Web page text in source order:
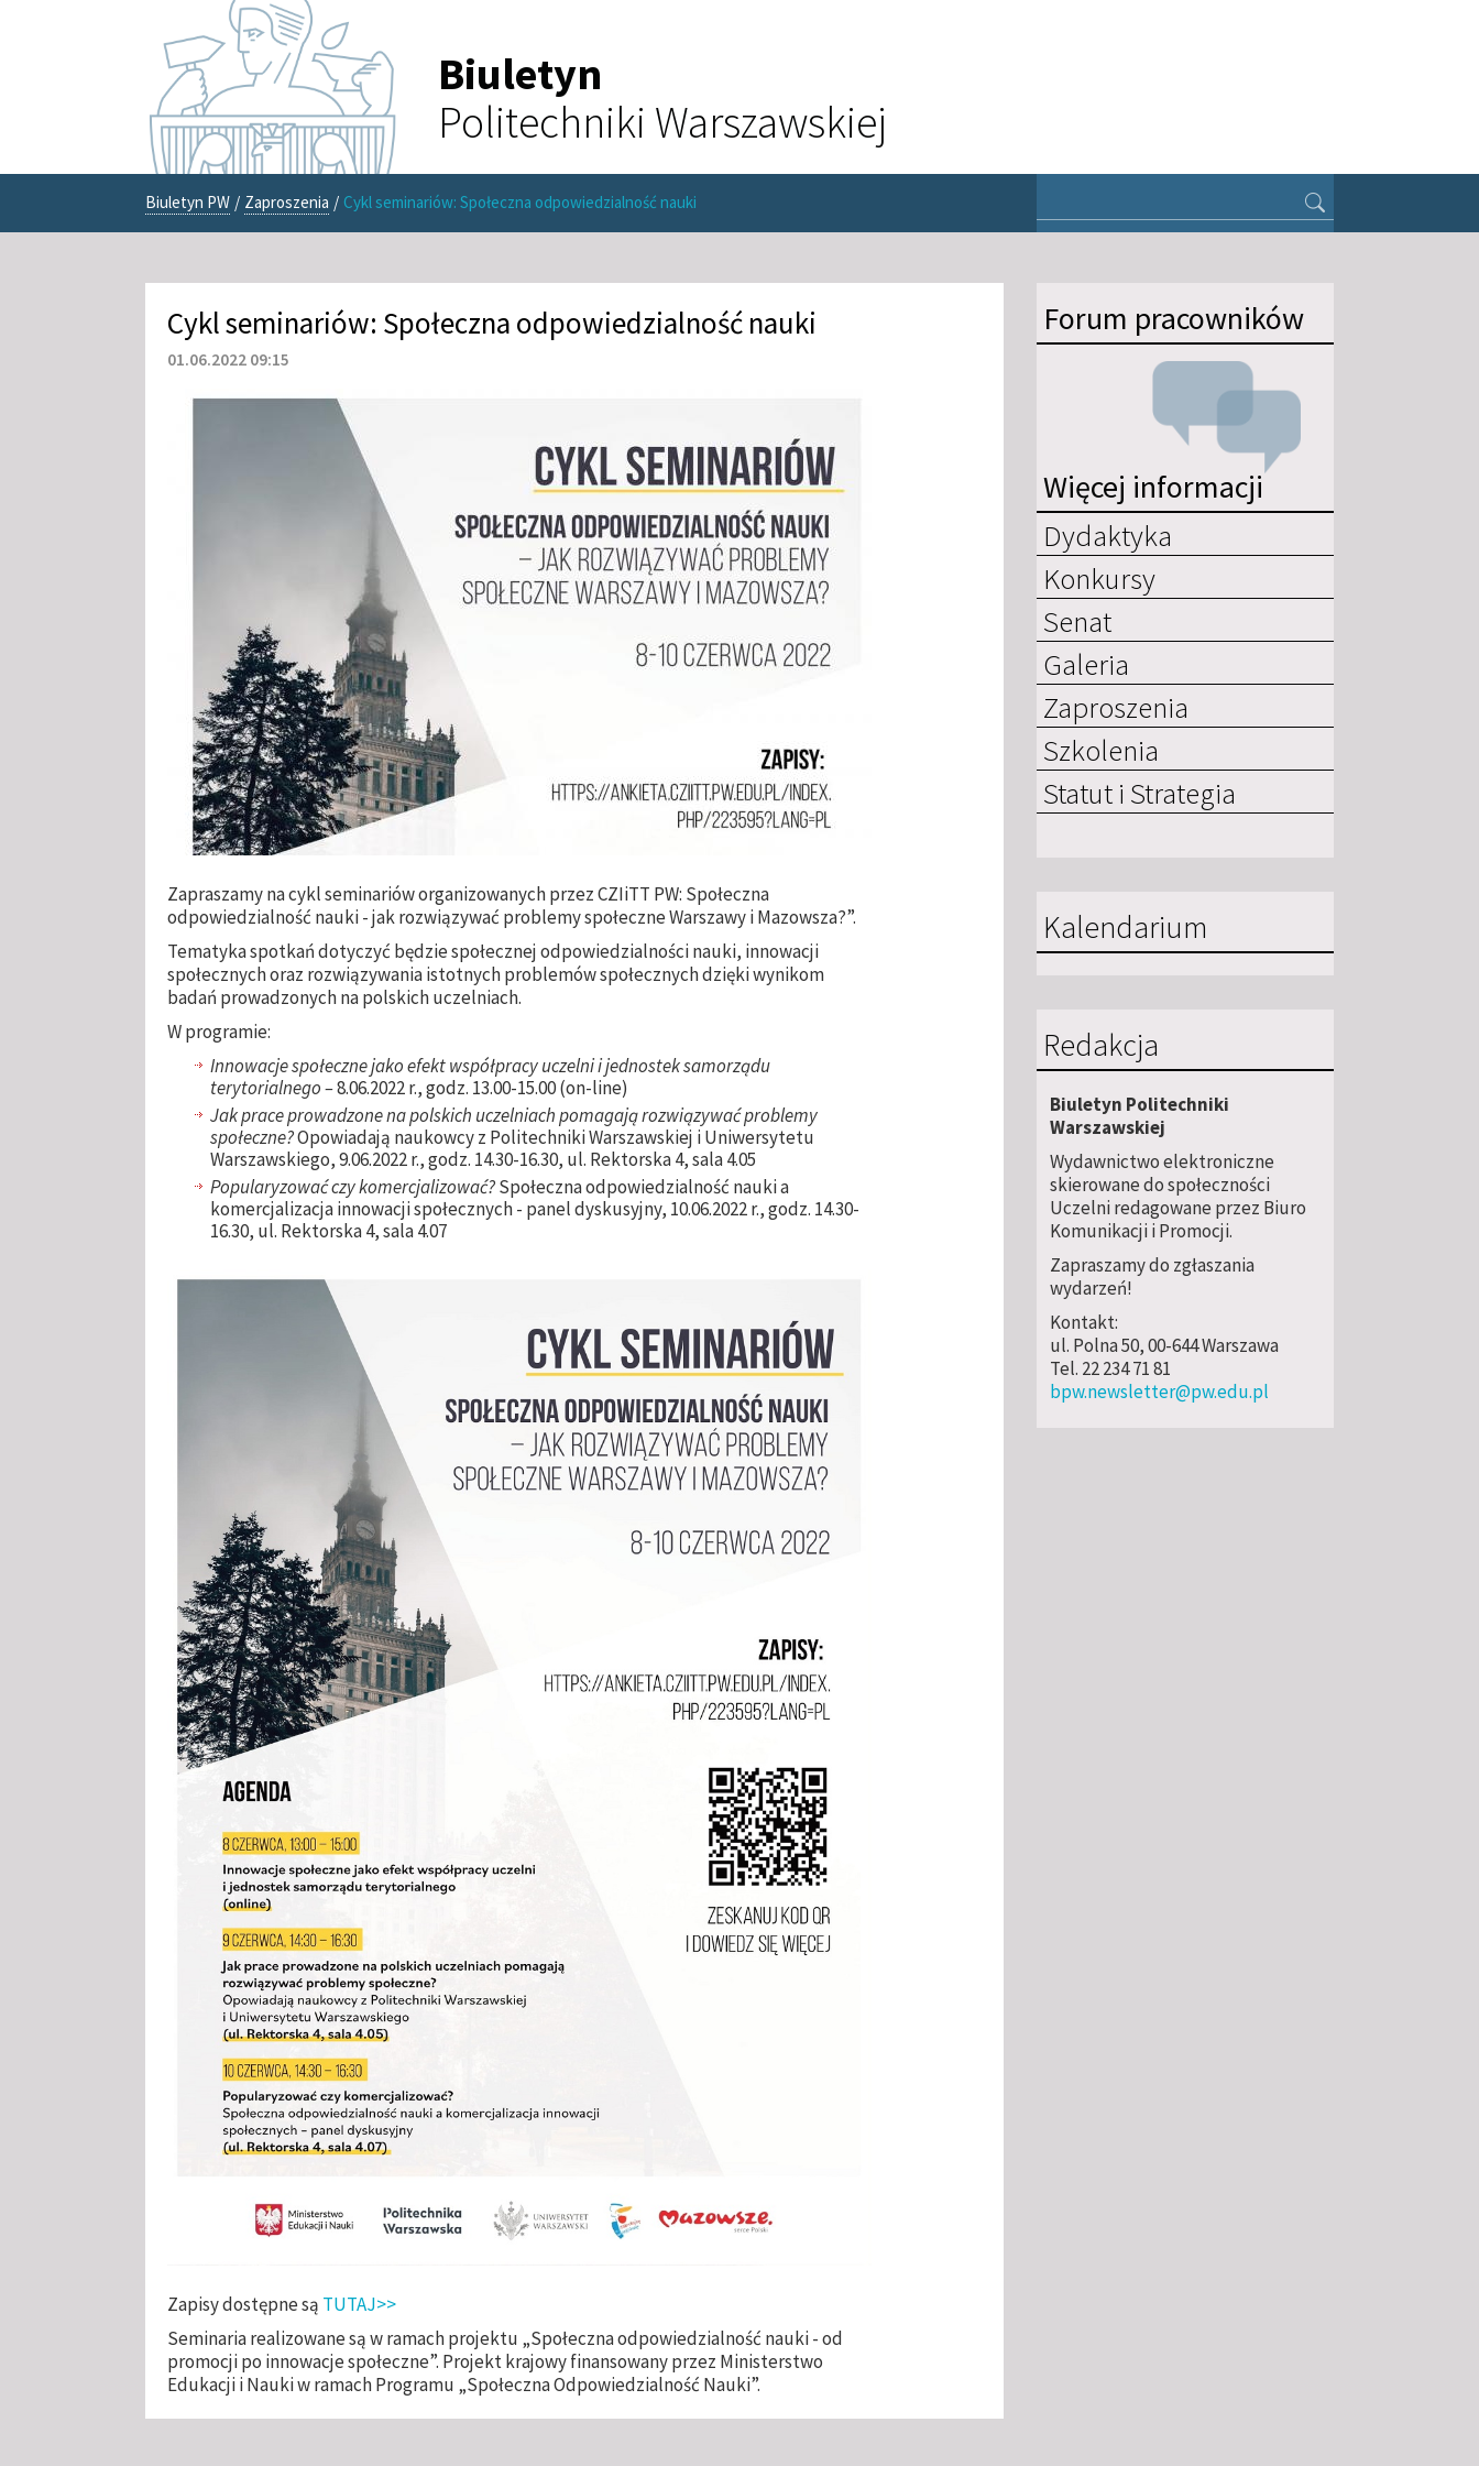
Biuletyn
Politechniki Warszawskiej
Biuletyn PW / Zaproszenia / Cykl seminariów: Społeczna odpowiedzialność nauki
Cykl seminariów: Społeczna odpowiedzialność nauki
01.06.2022 09:15
Zapraszamy na cykl seminariów organizowanych przez CZIiTT PW: Społeczna
odpowiedzialność nauki - jak rozwiązywać problemy społeczne Warszawy i Mazowsza?”.
Tematyka spotkań dotyczyć będzie społecznej odpowiedzialności nauki, innowacji
społecznych oraz rozwiązywania istotnych problemów społecznych dzięki wynikom
badań prowadzonych na polskich uczelniach.
W programie:
Innowacje społeczne jako efekt współpracy uczelni i jednostek samorządu
terytorialnego –8.06.2022 r., godz. 13.00-15.00 (on-line)
Jak prace prowadzone na polskich uczelniach pomagają rozwiązywać problemy
społeczne?Opowiadają naukowcy z Politechniki Warszawskiej i Uniwersytetu
Warszawskiego, 9.06.2022 r., godz. 14.30-16.30, ul. Rektorska 4, sala 4.05
Popularyzować czy komercjalizować?Społeczna odpowiedzialność nauki a
komercjalizacja innowacji społecznych - panel dyskusyjny, 10.06.2022 r., godz. 14.30-
16.30, ul. Rektorska 4, sala 4.07
Zapisy dostępne są TUTAJ>>
Seminaria realizowane są w ramach projektu „Społeczna odpowiedzialność nauki - od
promocji po innowacje społeczne”. Projekt krajowy finansowany przez Ministerstwo
Edukacji i Nauki w ramach Programu „Społeczna Odpowiedzialność Nauki”.
Forum pracowników
Więcej informacji
Dydaktyka
Konkursy
Senat
Galeria
Zaproszenia
Szkolenia
Statut i Strategia
Kalendarium
Redakcja
Biuletyn Politechniki
Warszawskiej
Wydawnictwo elektroniczne
skierowane do społeczności
Uczelni redagowane przez Biuro
Komunikacji i Promocji.
Zapraszamy do zgłaszania
wydarzeń!
Kontakt:
ul. Polna 50, 00-644 Warszawa
Tel. 22 234 71 81
bpw.newsletter@pw.edu.pl